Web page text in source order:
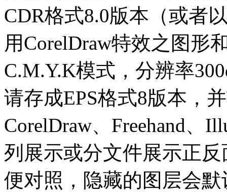
CDR格式8.0版本（或者
用CorelDraw特效之图形
C.M.Y.K模式，分辨率
请存成EPS格式8版本，
CorelDraw、Freehand、
列展示或分文件展示正
便对照，隐藏的图层会默